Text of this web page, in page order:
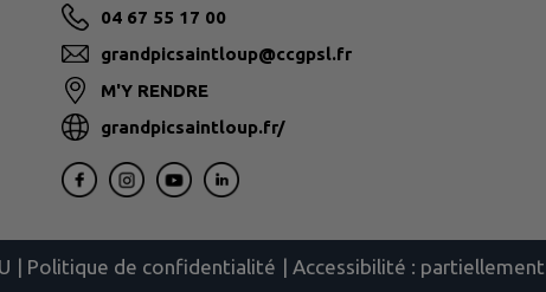
04 67 55 17 00
grandpicsaintloup@ccgpsl.fr
M'Y RENDRE
grandpicsaintloup.fr/
Politique de confidentialité Accessibilité :